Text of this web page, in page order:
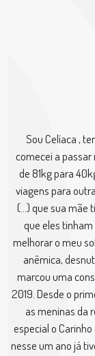
Sou Celíaca ,
comecei a
de 81kg para
viagens para
(...) que sua mãe
que eles
melhorar o meu
anêmica,
marcou uma
2019. Desde o
as meninas da
especial o
nesse um ano já